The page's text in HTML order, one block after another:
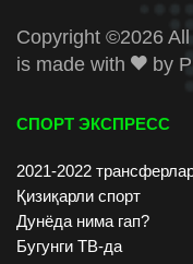
Copyright ©2026
is made with
by
СПОРТ ЭКСПРЕСС
2021-2022
Қизиқарли спорт
Дунёда нима гап?
Бугунги ТВ-да